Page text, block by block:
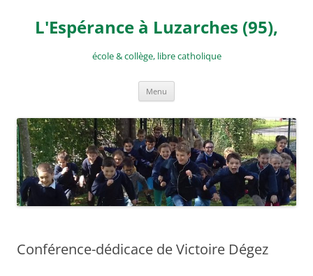
contenu
L'Espérance à Luzarches (95),
école & collège, libre catholique
Menu
Conférence-dédicace de Victoire Dégez